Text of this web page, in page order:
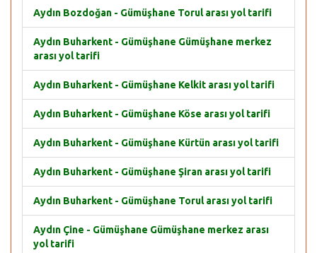
Aydın Bozdoğan - Gümüşhane Torul arası yol tarifi
Aydın Buharkent - Gümüşhane Gümüşhane merkez
arası yol tarifi
Aydın Buharkent - Gümüşhane Kelkit arası yol tarifi
Aydın Buharkent - Gümüşhane Köse arası yol tarifi
Aydın Buharkent - Gümüşhane Kürtün arası yol tarifi
Aydın Buharkent - Gümüşhane Şiran arası yol tarifi
Aydın Buharkent - Gümüşhane Torul arası yol tarifi
Aydın Çine - Gümüşhane Gümüşhane merkez arası
yol tarifi